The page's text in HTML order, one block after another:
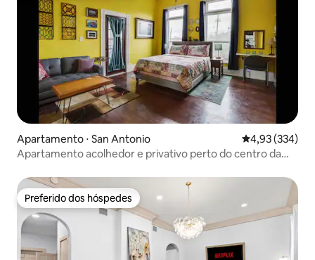
Apartamento ⋅ San Antonio 4,93 de uma
4,93 (334)
Apartamento acolhedor e privativo perto do centro da
Preferido dos hóspedes
Preferido dos hóspedes